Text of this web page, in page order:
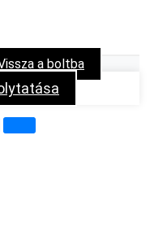
a boltba